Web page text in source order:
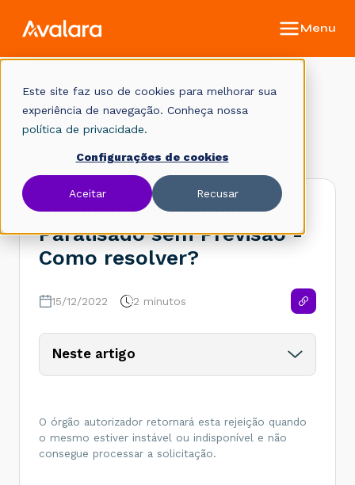
Este site faz uso de cookies para melhorar sua
experiência de navegação. Conheça nossa
política de privacidade.
Configurações de cookies
Aceitar Recusar
Base de conhecimento
Rejeição 109: Serviço
Paralisado sem Previsão -
Como resolver?
15/12/2022 2 minutos
Neste artigo
O órgão autorizador retornará esta rejeição quando
o mesmo estiver instável ou indisponível e não
consegue processar a solicitação.